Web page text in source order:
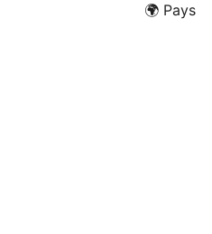
🌍 Pays